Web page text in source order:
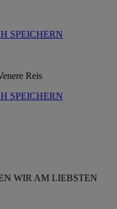
SPEICHERN
SPEICHERN
WIR AM LIEBSTEN